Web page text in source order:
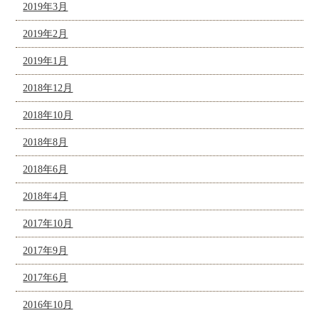
2019年3月
2019年2月
2019年1月
2018年12月
2018年10月
2018年8月
2018年6月
2018年4月
2017年10月
2017年9月
2017年6月
2016年10月